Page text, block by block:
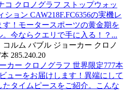
コ クロノグラフ ストップウォッ
ョン CAW218F.FC6356の実機レ
す！モータースポーツの黄金期を
今ならクエリで手に入る！？...
カー クロノグラフ 世界限定777本
ューをお届けします！異端にして
タイムピースをご紹介。こんな